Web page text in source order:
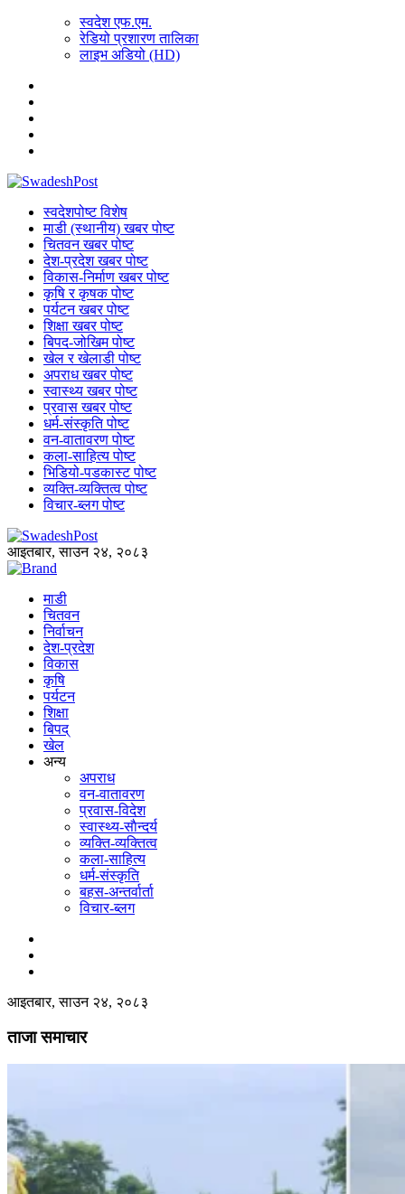
स्वदेश एफ.एम.
रेडियो प्रशारण तालिका
लाइभ अडियो (HD)
स्वदेशपोष्ट विशेष
माडी (स्थानीय) खबर पोष्ट
चितवन खबर पोष्ट
देश-प्रदेश खबर पोष्ट
विकास-निर्माण खबर पोष्ट
कृषि र कृषक पोष्ट
पर्यटन खबर पोष्ट
शिक्षा खबर पोष्ट
बिपद-जोखिम पोष्ट
खेल र खेलाडी पोष्ट
अपराध खबर पोष्ट
स्वास्थ्य खबर पोष्ट
प्रवास खबर पोष्ट
धर्म-संस्कृति पोष्ट
वन-वातावरण पोष्ट
कला-साहित्य पोष्ट
भिडियो-पडकास्ट पोष्ट
व्यक्ति-व्यक्तित्व पोष्ट
विचार-ब्लग पोष्ट
आइतबार, साउन २४, २०८३
माडी
चितवन
निर्वाचन
देश-प्रदेश
विकास
कृषि
पर्यटन
शिक्षा
बिपद्
खेल
अन्य
अपराध
वन-वातावरण
प्रवास-विदेश
स्वास्थ्य-साैन्दर्य
व्यक्ति-व्यक्तित्व
कला-साहित्य
धर्म-संस्कृति
बहस-अन्तर्वार्ता
विचार-ब्लग
आइतबार, साउन २४, २०८३
ताजा समाचार